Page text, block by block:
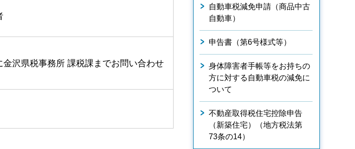
沢県税事務所 課税課までお問い合わせ
自動車税減免申請（商品中古
自動車）
申告書（第6号様式等）
身体障害者手帳等をお持ちの
方に対する自動車税の減免に
ついて
不動産取得税住宅控除申告
（新築住宅）（地方税法第
73条の14）